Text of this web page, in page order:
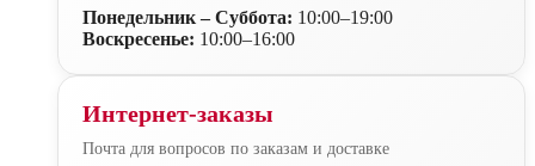
Понедельник – Суббота: 10:00–19:00
Воскресенье: 10:00–16:00
Интернет-заказы
Почта для вопросов по заказам и доставке